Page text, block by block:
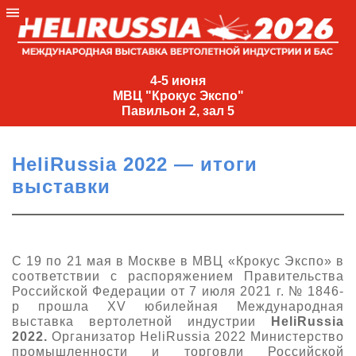
4-5 июня
МВЦ "Крокус Экспо"
Павильон 2, зал 5
4-
МВЦ
Экспо"
Павильон
2,
5
+7
(495)
477-
33-81
HeliRussia 2022 — итоги
выставки
С 19 по 21 мая в Москве в МВЦ «Крокус Экспо» в
соответствии с распоряжением Правительства
Российской Федерации от 7 июля 2021 г. № 1846-
р прошла XV юбилейная Международная
выставка вертолетной индустрии
HeliRussia
2022. Организатор HeliRussia 2022 Министерство
промышленности и торговли Российской